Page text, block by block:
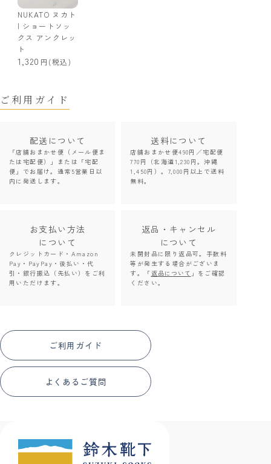
NUKATO ヌカト
| ショートソッ
クス アンクレッ
ト
1,320 (税込)
ご利用ガイド
配送について
「店舗おまかせ便（メール便ま
たは宅配便）」または「宅配
便」でお届け。通常5営業日以
内に発送します。
送料について
店舗おまかせ便490円／宅配便
770円（北海道1,230円。沖縄
1,450円）。7,000円以上で送料
無料。
お支払い方法
について
クレジットカード・Amazon
Pay・PayPay・後払い・代
引・銀行振込（先払い）をご利
用いただけます。
返品・キャンセル
について
未開封品に限り返品可。手数料
等が発生する場合がございま
す。「返品について 」をご確認
ください。
ご利用ガイド
よくあるご質問